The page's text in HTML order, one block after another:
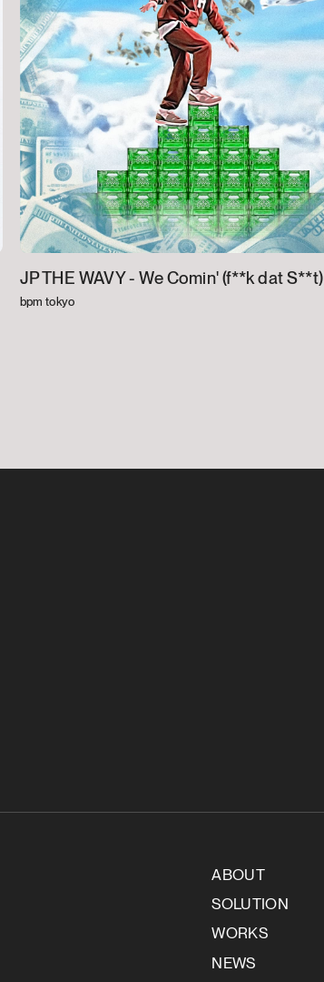
JP THE WAVY -We Comin' (f**k dat S**t)
bpm tokyo
ABOUT
SOLUTION
WORKS
NEWS